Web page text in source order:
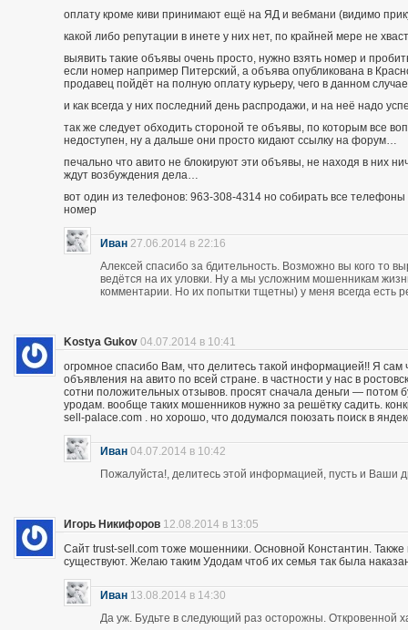
оплату кроме киви принимают ещё на ЯД и вебмани (видимо
какой либо репутации в инете у них нет, по крайней мере не
выявить такие объявы очень просто, нужно взять номер и
если номер например Питерский, а объява опубликована в
продавец пойдёт на полную оплату курьеру, чего в данном
и как всегда у них последний день распродажи, и на неё надо
так же следует обходить стороной те объявы, по которым все
недоступен, ну а дальше они просто кидают ссылку на форум…
печально что авито не блокируют эти объявы, не находя в них
ждут возбуждения дела…
вот один из телефонов: 963-308-4314 но собирать все
номер
Иван 27.06.2014 в 22:16
Алексей спасибо за бдительность. Возможно вы кого то
ведётся на их уловки. Ну а мы усложним мошенникам
комментарии. Но их попытки тщетны) у меня всегда есть
Kostya Gukov 04.07.2014 в 10:41
огромное спасибо Вам, что делитесь такой информацией!! Я
объявления на авито по всей стране. в частности у нас в
сотни положительных отзывов. просят сначала деньги — потом
уродам. вообще таких мошенников нужно за решётку садить.
sell-palace.com . но хорошо, что додумался поюзать поиск в
Иван 04.07.2014 в 10:42
Пожалуйста!, делитесь этой информацией, пусть и Ваши
Игорь Никифоров 12.08.2014 в 13:05
Сайт trust-sell.com тоже мошенники. Основной Константин.
существуют. Желаю таким Удодам чтоб их семья так была
Иван 13.08.2014 в 14:30
Да уж. Будьте в следующий раз осторожны. Откровенной